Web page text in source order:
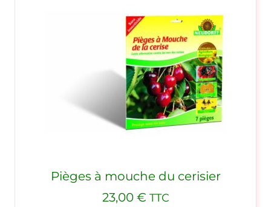
Pièges à mouche du cerisier
23,00 € TTC